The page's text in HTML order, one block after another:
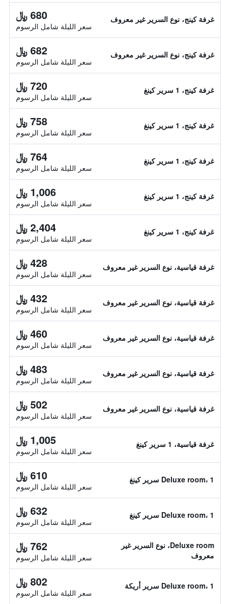
غرفة كينج، نوع السرير غير معروف 680 ﷼
سعر الليلة شامل الرسوم
غرفة كينج، نوع السرير غير معروف 682 ﷼
سعر الليلة شامل الرسوم
غرفة كينج، 1 سرير كينغ 720 ﷼
سعر الليلة شامل الرسوم
غرفة كينج، 1 سرير كينغ 758 ﷼
سعر الليلة شامل الرسوم
غرفة كينج، 1 سرير كينغ 764 ﷼
سعر الليلة شامل الرسوم
غرفة كينج، 1 سرير كينغ 1,006 ﷼
سعر الليلة شامل الرسوم
غرفة كينج، 1 سرير كينغ 2,404 ﷼
سعر الليلة شامل الرسوم
غرفة قياسية، نوع السرير غير معروف 428 ﷼
سعر الليلة شامل الرسوم
غرفة قياسية، نوع السرير غير معروف 432 ﷼
سعر الليلة شامل الرسوم
غرفة قياسية، نوع السرير غير معروف 460 ﷼
سعر الليلة شامل الرسوم
غرفة قياسية، نوع السرير غير معروف 483 ﷼
سعر الليلة شامل الرسوم
غرفة قياسية، نوع السرير غير معروف 502 ﷼
سعر الليلة شامل الرسوم
غرفة قياسية، 1 سرير كينغ 1,005 ﷼
سعر الليلة شامل الرسوم
Deluxe room، 1 سرير كينغ 610 ﷼
سعر الليلة شامل الرسوم
Deluxe room، 1 سرير كينغ 632 ﷼
سعر الليلة شامل الرسوم
Deluxe room، نوع السرير غير
معروف
762 ﷼
سعر الليلة شامل الرسوم
Deluxe room، 1 سرير أريكة 802 ﷼
سعر الليلة شامل الرسوم